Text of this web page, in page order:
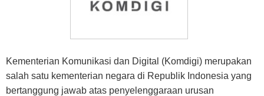
Kementerian Komunikasi dan Digital (Komdigi) merupakan
salah satu kementerian negara di Republik Indonesia yang
bertanggung jawab atas penyelenggaraan urusan